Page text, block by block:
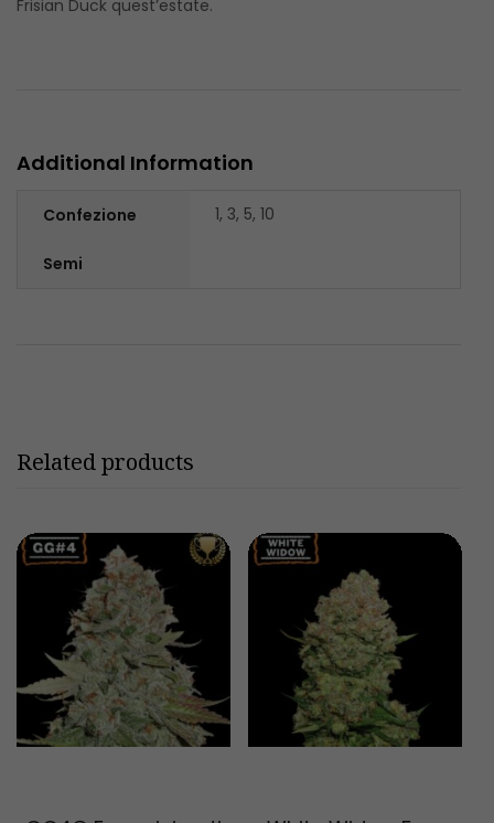
Frisian Duck quest’estate.
Additional Information
Confezione
Semi
1, 3, 5, 10
Related products